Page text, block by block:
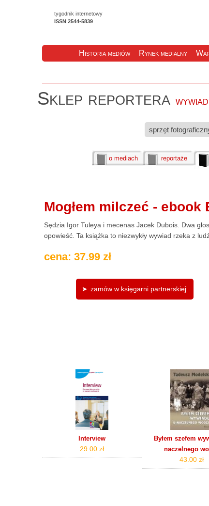
Historia mediów Rynek medialny
tygodnik internetowy
ISSN 2544-5839
Sklep reportera
sprzęt
o mediach reportaże
Mogłem milczeć - ebook
Sędzia Igor Tuleya i mecenas Jacek Dubois. Dwa
opowieść. Ta książka to niezwykły wywiad rzeka z
cena: 37.99 zł
zamów w księgarni partnerskiej
Interview
29.00 zł
Byłem szefem
naczelnego
43.00 zł